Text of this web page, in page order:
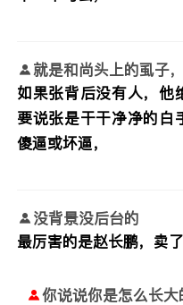
就是和尚头上的虱子，
如果张背后没有人，他
要说张是干干净净的白
傻逼或坏逼，
没背景没后台的
最厉害的是赵长鹏，卖
你说说你是怎么长大